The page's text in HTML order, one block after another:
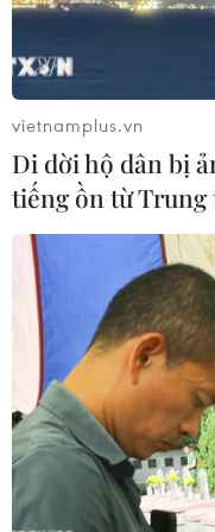
đối tượng tổ chức sử
05/08/2026 09:38
Khởi tố ca sĩ và giám
công ty giải trí vì xâm
phạm bản quyền trên
YouTube
05/08/2026 09:22
vietnamplus.vn
Di dời hộ dân bị
tiếng ồn từ